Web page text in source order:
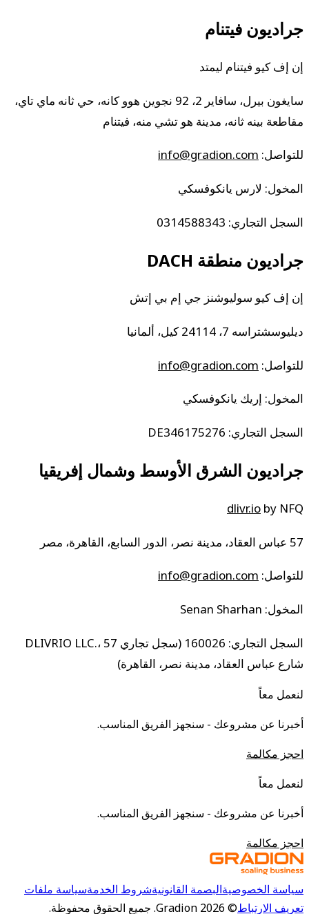
جراديون فيتنام
إن إف كيو فيتنام ليمتد
سايغون بيرل، سافاير 2، 92 نجوين هوو كانه، حي ثانه ماي تاي،
مقاطعة بينه ثانه، مدينة هو تشي منه، فيتنام
للتواصل: info@gradion.com
المخول: لارس يانكوفسكي
السجل التجاري: 0314588343
جراديون منطقة DACH
إن إف كيو سوليوشنز جي إم بي إتش
ديليوسشتراسه 7، 24114 كيل، ألمانيا
للتواصل: info@gradion.com
المخول: إريك يانكوفسكي
السجل التجاري: DE346175276
جراديون الشرق الأوسط وشمال إفريقيا
dlivr.io by NFQ
57 عباس العقاد، مدينة نصر، الدور السابع، القاهرة، مصر
للتواصل: info@gradion.com
المخول: Senan Sharhan
السجل التجاري: 160026 (سجل تجاري DLIVRIO LLC.، 57
شارع عباس العقاد، مدينة نصر، القاهرة)
لنعمل معاً
أخبرنا عن مشروعك - سنجهز الفريق المناسب.
احجز مكالمة
لنعمل معاً
أخبرنا عن مشروعك - سنجهز الفريق المناسب.
احجز مكالمة
سياسة الخصوصيةالبصمة القانونيةشروط الخدمةسياسة ملفات
تعريف الارتباط©
2026 جميع الحقوق محفوظة.